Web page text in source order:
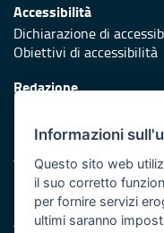
Accessibilità
Dichiarazione di
Obiettivi di accessibilità
Redazione
Protezione civile
Vai al sito di Protezione
Iniziativa finanziata
Asse XI
Informazioni
Questo sito web
il suo corretto
per fornire servizi
ultimi saranno